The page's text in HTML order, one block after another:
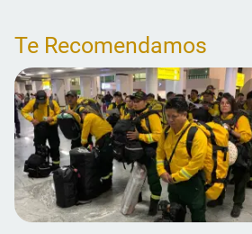
Te Recomendamos